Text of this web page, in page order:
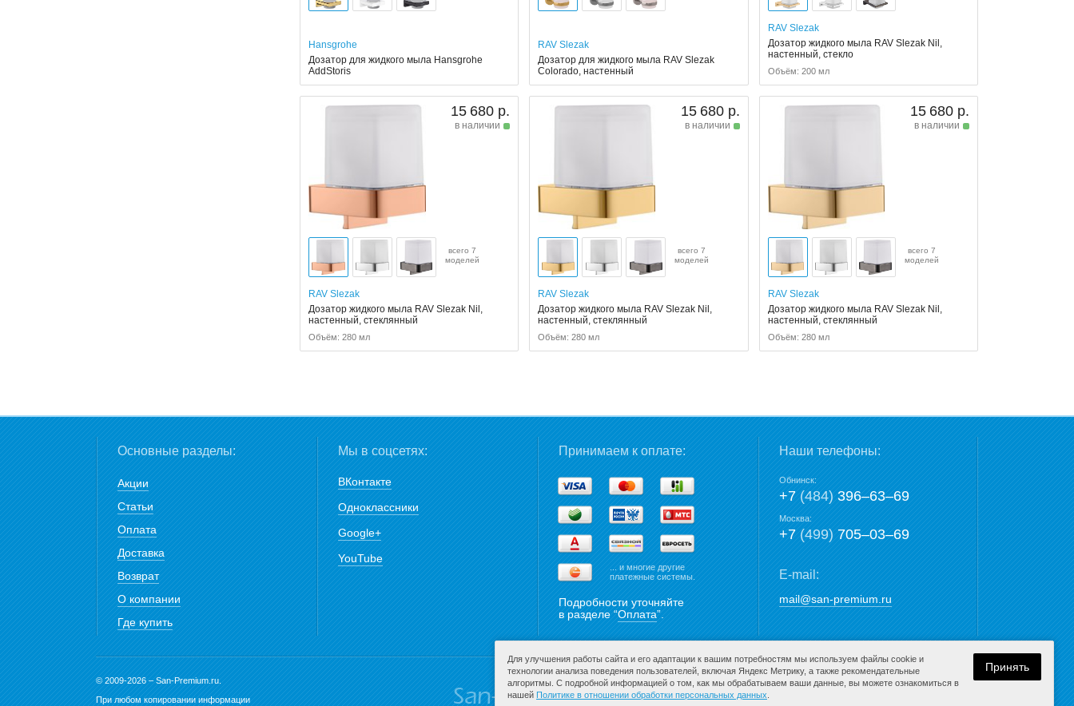
Hansgrohe
Дозатор для жидкого мыла Hansgrohe
AddStoris
RAV Slezak
Дозатор для жидкого мыла RAV Slezak
Colorado, настенный
RAV Slezak
Дозатор жидкого мыла RAV Slezak Nil,
настенный, стекло
Объём: 200 мл
15 680 р.
в наличии
всего 7
моделей
RAV Slezak
Дозатор жидкого мыла RAV Slezak Nil,
настенный, стеклянный
Объём: 280 мл
15 680 р.
в наличии
всего 7
моделей
RAV Slezak
Дозатор жидкого мыла RAV Slezak Nil,
настенный, стеклянный
Объём: 280 мл
15 680 р.
в наличии
всего 7
моделей
RAV Slezak
Дозатор жидкого мыла RAV Slezak Nil,
настенный, стеклянный
Объём: 280 мл
Основные разделы:
Акции
Статьи
Оплата
Доставка
Возврат
О компании
Где купить
Мы в соцсетях:
ВКонтакте
Одноклассники
Google+
YouTube
Принимаем к оплате:
... и многие другие
платежные системы.
Подробности уточняйте
в разделе “Оплата”.
Наши телефоны:
Обнинск:
+7(484)396‒63‒69
Москва:
+7(499)705‒03‒69
E-mail:
mail@san-premium.ru
© 2009-2026 – San-Premium.ru.
При любом копировании информации
Разработка сайта:
Для улучшения работы сайта и его адаптации к вашим потребностям мы используем файлы cookie и
технологии анализа поведения пользователей, включая Яндекс Метрику, а также рекомендательные
алгоритмы. С подробной информацией о том, как мы обрабатываем ваши данные, вы можете ознакомиться в
нашей Политике в отношении обработки персональных данных
Принять